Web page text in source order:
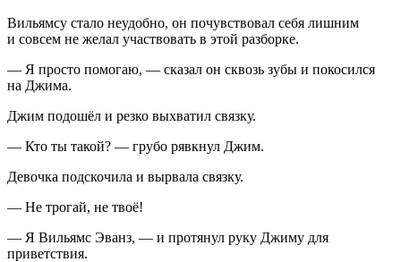
Вильямсу стало неудобно, он почувствовал себя лишним
и совсем не желал участвовать в этой разборке.
— Я просто помогаю, — сказал он сквозь зубы и покосился
на Джима.
Джим подошёл и резко выхватил связку.
— Кто ты такой? — грубо рявкнул Джим.
Девочка подскочила и вырвала связку.
— Не трогай, не твоё!
— Я Вильямс Эванз, — и протянул руку Джиму для
приветствия.